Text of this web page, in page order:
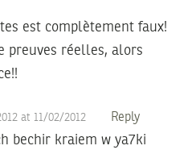
est complètement faux!
preuves réelles, alors
at 11/02/2012 Reply
bechir kraiem w ya7ki